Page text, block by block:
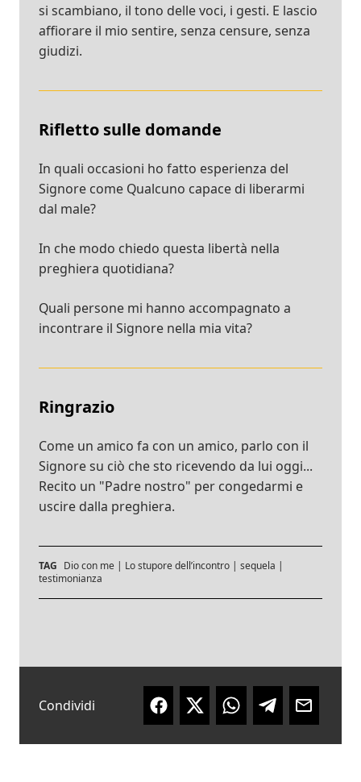
si scambiano, il tono delle voci, i gesti. E lascio
affiorare il mio sentire, senza censure, senza
giudizi.
Rifletto sulle domande
In quali occasioni ho fatto esperienza del
Signore come Qualcuno capace di liberarmi
dal male?
In che modo chiedo questa libertà nella
preghiera quotidiana?
Quali persone mi hanno accompagnato a
incontrare il Signore nella mia vita?
Ringrazio
Come un amico fa con un amico, parlo con il
Signore su ciò che sto ricevendo da lui oggi...
Recito un "Padre nostro" per congedarmi e
uscire dalla preghiera.
TAG Dio con me | Lo stupore dell’incontro | sequela |
testimonianza
Condividi